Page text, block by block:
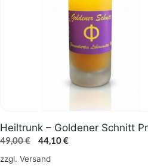
Heiltrunk – Goldener Schnitt
49,00€
Ursprünglicher
Preis
44,10€Aktueller
zzgl. Versand